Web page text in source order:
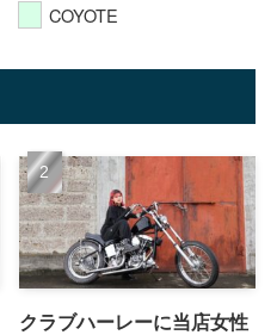
COYOTE
クラブハーレーに当店女性